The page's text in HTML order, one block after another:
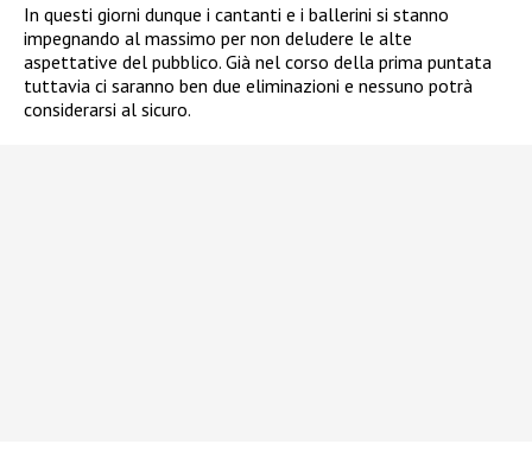
In questi giorni dunque i cantanti e i ballerini si stanno
impegnando al massimo per non deludere le alte
aspettative del pubblico. Già nel corso della prima puntata
tuttavia ci saranno ben due eliminazioni e nessuno potrà
considerarsi al sicuro.